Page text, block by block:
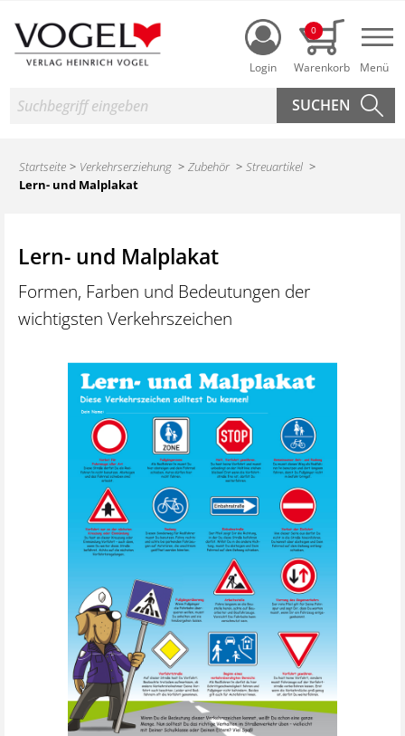
Login
0
Suche
Startseite Verkehrserziehung Zubehör
Streuartikel
Lern- und Malplakat
Lern- und Malplakat
Formen, Farben und Bedeutungen der
wichtigsten Verkehrszeichen